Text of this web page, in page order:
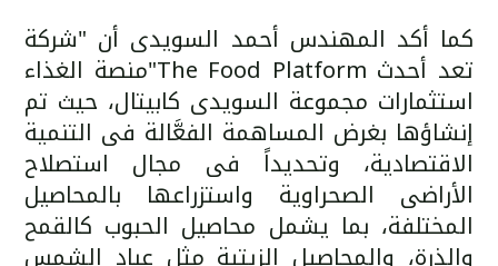
كما أكد المهندس أحمد السويدى أن "شركة
منصة الغذاء"The Food Platform تعد أحدث
استثمارات مجموعة السويدى كابيتال، حيث تم
إنشاؤها بغرض المساهمة الفعَّالة فى التنمية
الاقتصادية، وتحديداً فى مجال استصلاح
الأراضى الصحراوية واستزراعها بالمحاصيل
المختلفة، بما يشمل محاصيل الحبوب كالقمح
والذرة، والمحاصيل الزيتية مثل عباد الشمس